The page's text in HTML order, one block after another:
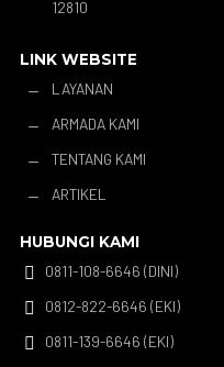
12810
LINK WEBSITE
K
LAYANAN
K ARMADA KAMI
K TENTANG KAMI
K ARTIKEL
HUBUNGI KAMI

0811-108-6646 (DINI)

0812-822-6646 (EKI)

0811-139-6646 (EKI)